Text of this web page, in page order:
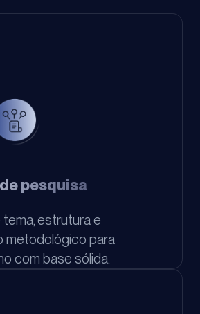
pesquisa
estrutura e
metodológico para
com base sólida.